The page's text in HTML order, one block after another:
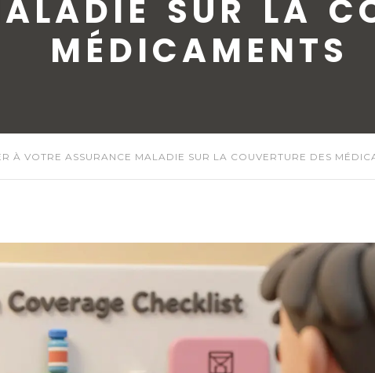
SUR LA
MÉDICAMENTS
À VOTRE ASSURANCE MALADIE SUR LA COUVERTURE DES